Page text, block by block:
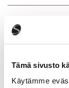
Tämä sivusto
Käytämme
Tapahtuman
Landen kaiku ry
Lukiontie 3,